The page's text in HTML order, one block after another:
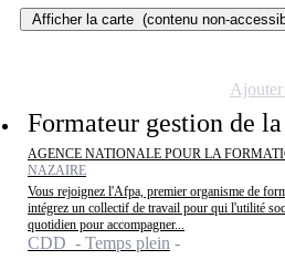
Afficher la carte (contenu non-
Formateur gestion de
AGENCE NATIONALE POUR LA
NAZAIRE
Vous rejoignez l'Afpa, premier organisme de
intégrez un collectif de travail pour qui l'utilité
quotidien pour accompagner...
CDD - Temps plein